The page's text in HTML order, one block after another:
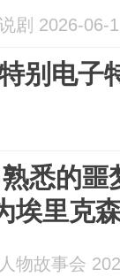
剧 2026-06-
别电子
熟悉的噩
埃里克
物故事会